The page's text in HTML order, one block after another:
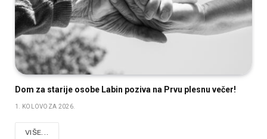
Dom za starije osobe Labin poziva na Prvu plesnu večer!
1. KOLOVOZA 2026.
VIŠE...